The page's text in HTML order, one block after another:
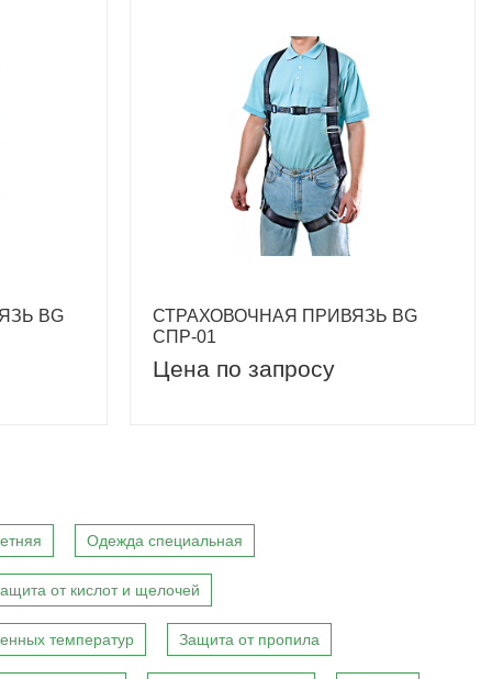
BG
СТРАХОВОЧНАЯ ПРИВЯЗЬ BG
СПР-01
Цена по запросу
Одежда специальная
от кислот и щелочей
температур Защита от пропила